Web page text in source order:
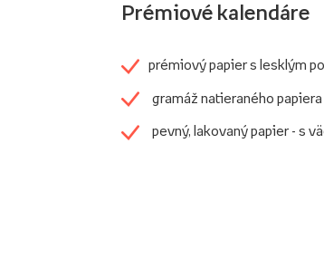
Prémiové kalendáre
prémiový papier s lesklým
gramáž natieraného
pevný, lakovaný papier - s